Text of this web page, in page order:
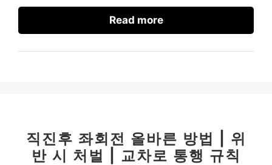
Read more
직진후 좌회전 올바른 방법 | 위
반 시 처벌 | 교차로 통행 규칙